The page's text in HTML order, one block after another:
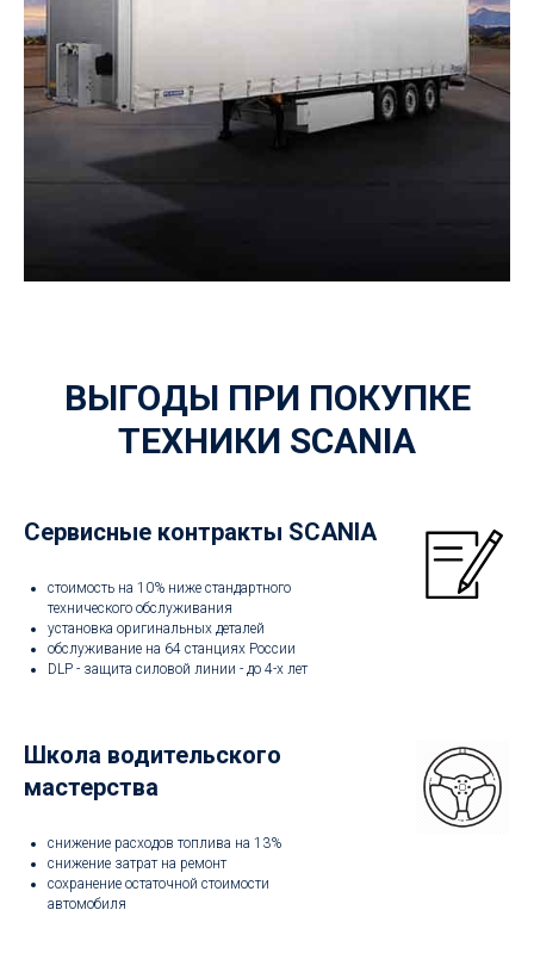
ВЫГОДЫ ПРИ ПОКУПКЕ
ТЕХНИКИ SCANIA
Сервисные контракты SCANIA
стоимость на 10% ниже стандартного
технического обслуживания
установка оригинальных деталей
обслуживание на 64 станциях России
DLP - защита силовой линии - до 4-х лет
Школа водительского
мастерства
снижение расходов топлива на 13%
снижение затрат на ремонт
сохранение остаточной стоимости
автомобиля